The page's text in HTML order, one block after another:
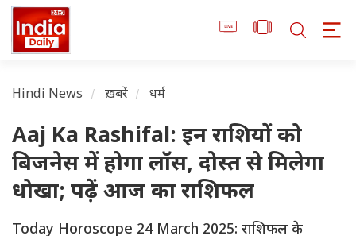
Hindi News ख़बरें धर्म
Aaj Ka Rashifal: इन राशियों को
बिजनेस में होगा लॉस, दोस्त से मिलेगा
धोखा; पढ़ें आज का राशिफल
Today Horoscope 24 March 2025: राशिफल के